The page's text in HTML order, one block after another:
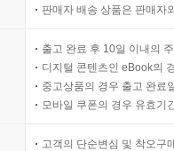
판매자 배송 상품은 판매자
출고 완료 후 10일 이내의
디지털 콘텐츠인 eBook의
중고상품의 경우 출고 완료
모바일 쿠폰의 경우 유효기
고객의 단순변심 및 착오구